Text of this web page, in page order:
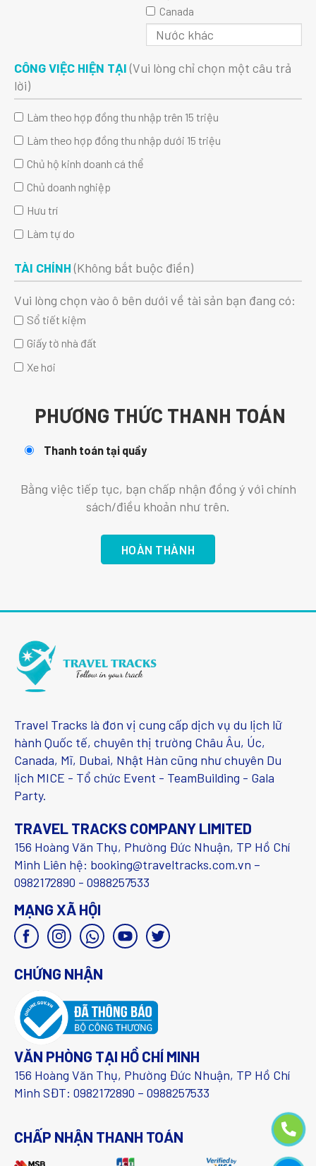
Canada
CÔNG VIỆC HIỆN TẠI(Vui lòng chỉ chọn một câu trả
lời)
Làm theo hợp đồng thu nhập trên 15 triệu
Làm theo hợp đồng thu nhập dưới 15 triệu
Chủ hộ kinh doanh cá thể
Chủ doanh nghiệp
Hưu trí
Làm tự do
TÀI CHÍNH(Không bắt buộc điền)
Vui lòng chọn vào ô bên dưới về tài sản bạn đang có:
Sổ tiết kiệm
Giấy tờ nhà đất
Xe hơi
PHƯƠNG THỨC THANH TOÁN
Thanh toán tại quầy
Bằng việc tiếp tục, bạn chấp nhận đồng ý với chính
sách/điều khoản như trên.
Travel Tracks là đơn vị cung cấp dịch vụ du lịch lữ
hành Quốc tế, chuyên thị trường Châu Âu, Úc,
Canada, Mĩ, Dubai, Nhật Hàn cũng như chuyên Du
lịch MICE - Tổ chức Event - TeamBuilding - Gala
Party.
TRAVEL TRACKS COMPANY LIMITED
156 Hoàng Văn Thụ, Phường Đức Nhuận, TP Hồ Chí
Minh Liên hệ: booking@traveltracks.com.vn –
0982172890 - 0988257533
MẠNG XÃ HỘI
CHỨNG NHẬN
VĂN PHÒNG TẠI HỒ CHÍ MINH
156 Hoàng Văn Thụ, Phường Đức Nhuận, TP Hồ Chí
Minh SĐT: 0982172890 – 0988257533
CHẤP NHẬN THANH TOÁN